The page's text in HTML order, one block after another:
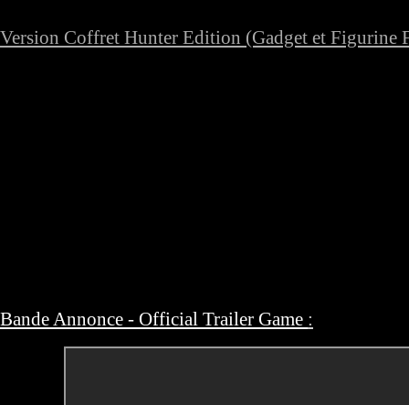
Version Coffret Hunter Edition (Gadget et Figurine
Bande Annonce - Official Trailer Game :